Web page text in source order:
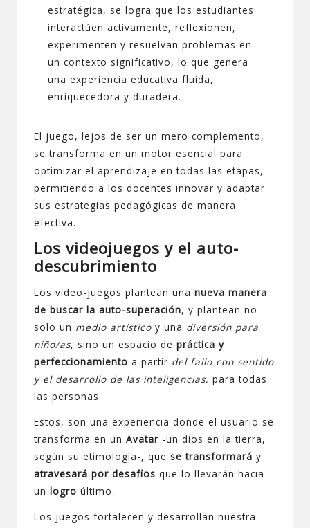
estratégica, se logra que los estudiantes
interactúen activamente, reflexionen,
experimenten y resuelvan problemas en
un contexto significativo, lo que genera
una experiencia educativa fluida,
enriquecedora y duradera.
El juego, lejos de ser un mero complemento,
se transforma en un motor esencial para
optimizar el aprendizaje en todas las etapas,
permitiendo a los docentes innovar y adaptar
sus estrategias pedagógicas de manera
efectiva.
Los videojuegos y el auto-
descubrimiento
Los video-juegos plantean una nueva manera
de buscar la auto-superación, y plantean no
solo un medio artístico y una diversión para
niño/as, sino un espacio de práctica y
perfeccionamiento a partir del fallo con sentido
y el desarrollo de las inteligencias, para todas
las personas.
Estos, son una experiencia donde el usuario se
transforma en un Avatar -un dios en la tierra,
según su etimología-, que se transformará y
atravesará por desafíos que lo llevarán hacia
un logro último.
Los juegos fortalecen y desarrollan nuestra